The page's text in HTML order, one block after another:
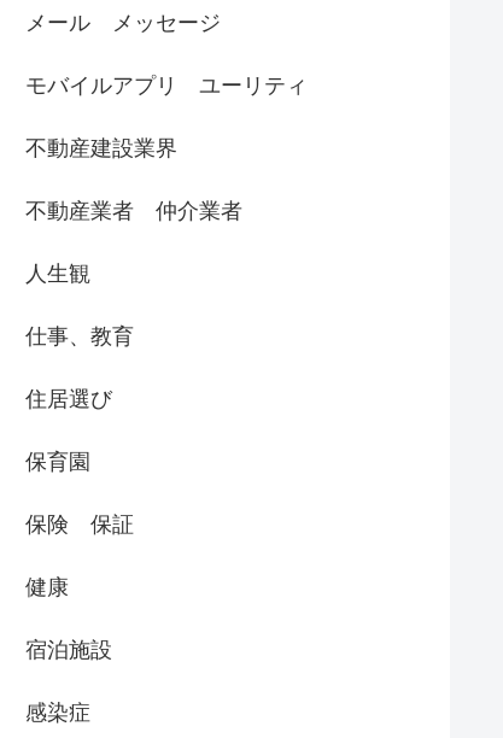
メール メッセージ
モバイルアプリ ユーリティ
不動産建設業界
不動産業者 仲介業者
人生観
仕事、教育
住居選び
保育園
保険 保証
健康
宿泊施設
感染症